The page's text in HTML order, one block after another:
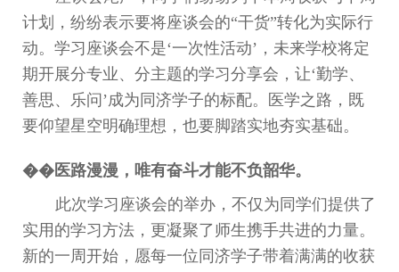
计划，纷纷表示要将座谈会的“干货”转化为实际行
动。学习座谈会不是‘一次性活动’ ，未来学校将定
期开展分专业、分主题的学习分享会，让‘勤学、
善思、乐问 ’成为同济学子的标配。医学之路，既
要仰望星空明确理想，也要脚踏实地夯实基础。
��医路漫漫，唯有奋斗才能不负韶华。
此次学习座谈会的举办，不仅为同学们提供了
实用的学习方法，更凝聚了师生携手共进的力量。
新的一周开始 ，愿每一位同济学子带着满满的收获